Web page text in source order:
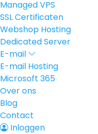
Managed VPS
SSL Certificaten
Webshop Hosting
Dedicated Server
E-mail
E-mail Hosting
Microsoft 365
Over ons
Blog
Contact
Inloggen